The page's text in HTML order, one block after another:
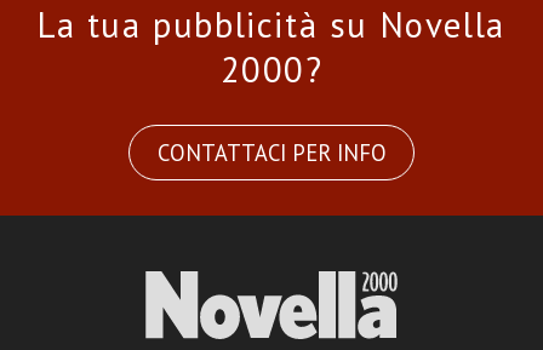
La tua pubblicità su Novella
2000?
CONTATTACI PER INFO